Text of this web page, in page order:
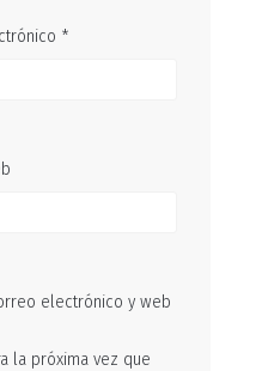
*
electrónico y web
la próxima vez que